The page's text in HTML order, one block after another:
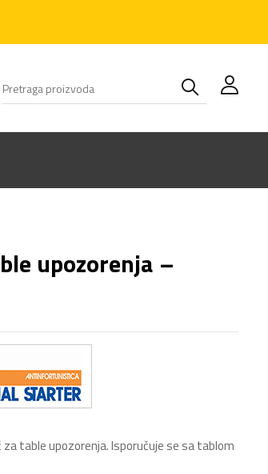
upozorenja –
table upozorenja. Isporučuje se sa tablom